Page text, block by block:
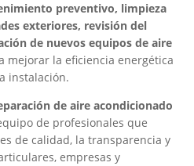
preventivo, limpieza
exteriores, revisión del
de nuevos equipos de aire
mejorar la eficiencia energética
instalación.
de aire acondicionado
de profesionales que
de calidad, la transparencia y
empresas y